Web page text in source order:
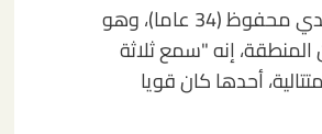
وقال مهدي محفوظ (34 عاما)، وهو
إنه "سمع ثلاثة
أحدها كان قويا